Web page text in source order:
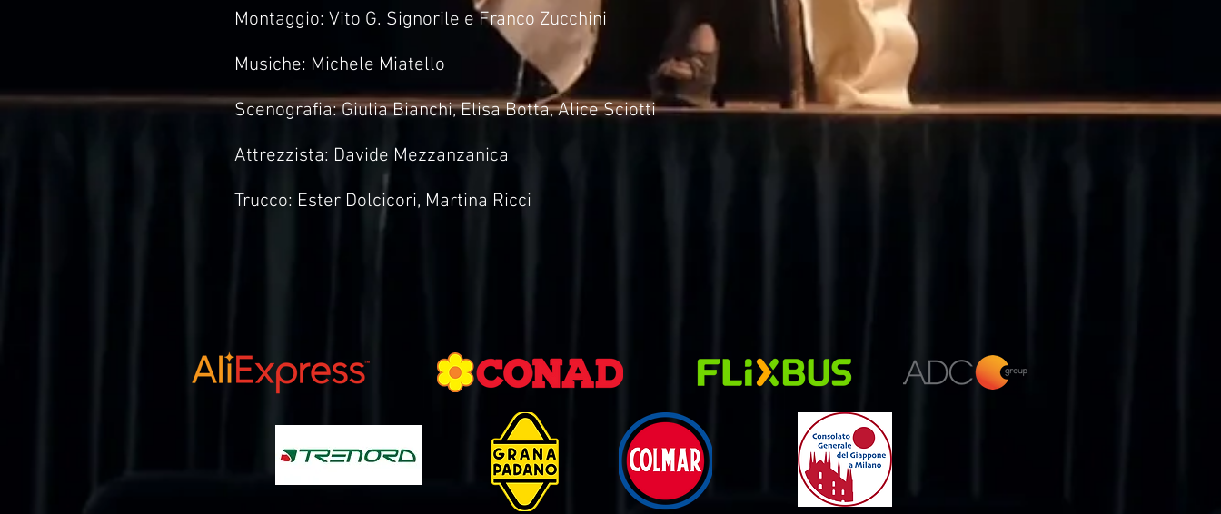
Montaggio: Vito G. Signorile e Franco Zucchini
Musiche: Michele Miatello
Scenografia: Giulia Bianchi, Elisa Botta, Alice Sciotti
Attrezzista: Davide Mezzanzanica
Trucco: Ester Dolcicori, Martina Ricci